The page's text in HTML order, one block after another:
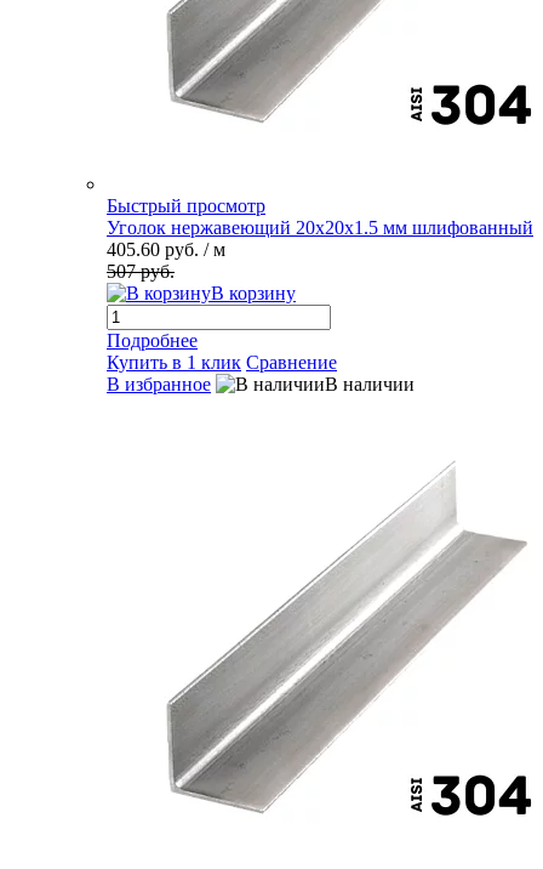
Быстрый просмотр
Уголок нержавеющий 20х20х1.5 мм шлифованный
405.60 руб. / м
507 руб.
В корзину
Подробнее
Купить в 1 клик Сравнение
В избранное
В наличии